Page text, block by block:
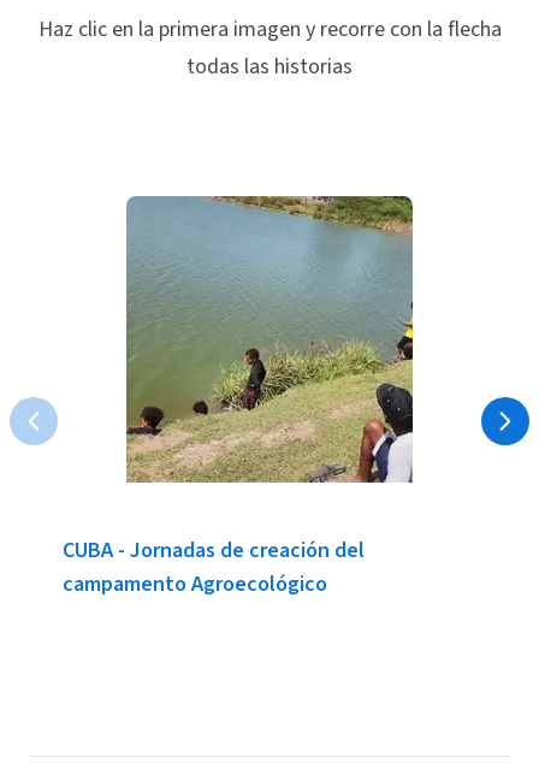
Haz clic en la primera imagen y recorre con la flecha
todas las historias
CUBA - Jornadas de creación del
campamento Agroecológico